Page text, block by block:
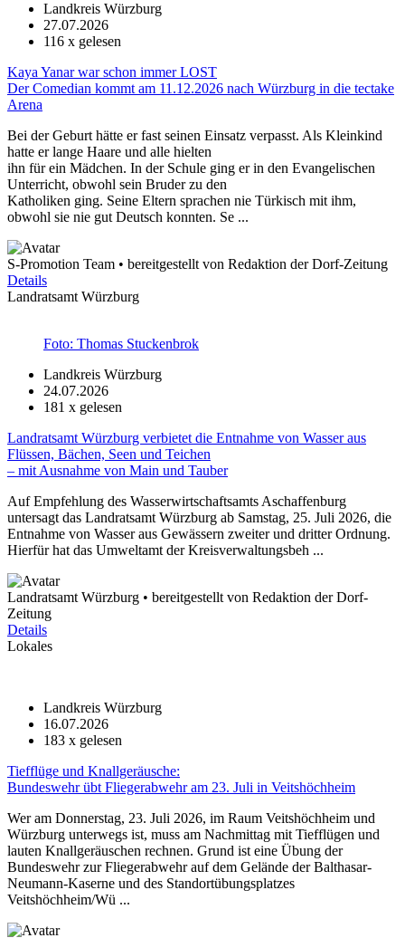
Landkreis Würzburg
27.07.2026
116 x gelesen
Kaya Yanar war schon immer LOST
Der Comedian kommt am 11.12.2026 nach Würzburg in die tectake
Arena
Bei der Geburt hätte er fast seinen Einsatz verpasst. Als Kleinkind
hatte er lange Haare und alle hielten
ihn für ein Mädchen. In der Schule ging er in den Evangelischen
Unterricht, obwohl sein Bruder zu den
Katholiken ging. Seine Eltern sprachen nie Türkisch mit ihm,
obwohl sie nie gut Deutsch konnten. Se ...
S-Promotion Team • bereitgestellt von Redaktion der Dorf-Zeitung
Details
Landratsamt Würzburg
Foto: Thomas Stuckenbrok
Landkreis Würzburg
24.07.2026
181 x gelesen
Landratsamt Würzburg verbietet die Entnahme von Wasser aus
Flüssen, Bächen, Seen und Teichen
– mit Ausnahme von Main und Tauber
Auf Empfehlung des Wasserwirtschaftsamts Aschaffenburg
untersagt das Landratsamt Würzburg ab Samstag, 25. Juli 2026, die
Entnahme von Wasser aus Gewässern zweiter und dritter Ordnung.
Hierfür hat das Umweltamt der Kreisverwaltungsbeh ...
Landratsamt Würzburg • bereitgestellt von Redaktion der Dorf-
Zeitung
Details
Lokales
Landkreis Würzburg
16.07.2026
183 x gelesen
Tiefflüge und Knallgeräusche:
Bundeswehr übt Fliegerabwehr am 23. Juli in Veitshöchheim
Wer am Donnerstag, 23. Juli 2026, im Raum Veitshöchheim und
Würzburg unterwegs ist, muss am Nachmittag mit Tiefflügen und
lauten Knallgeräuschen rechnen. Grund ist eine Übung der
Bundeswehr zur Fliegerabwehr auf dem Gelände der Balthasar-
Neumann-Kaserne und des Standortübungsplatzes
Veitshöchheim/Wü ...